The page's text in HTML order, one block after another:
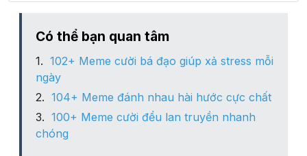
Xã Nhị Long Phú
Xã Phương Thạnh
Xã Tân An
Có thể bạn quan tâm
102+ Meme cười bá đạo giúp xả stress mỗi
ngày
104+ Meme đánh nhau hài hước cực chất
100+ Meme cười đểu lan truyền nhanh
chóng